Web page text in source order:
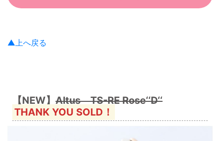
▲上へ戻る
【NEW】 Altus TS-RE Rose‘‘D‘‘
THANK YOU SOLD！